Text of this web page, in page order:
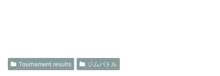
Tournament results ジムバトル